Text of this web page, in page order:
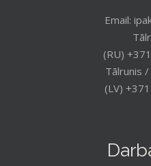
Email:
(RU)
Tālrunis
(LV)